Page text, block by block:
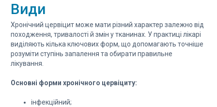
Види
Хронічний цервіцит може мати різний характер залежно від
походження, тривалості й змін у тканинах. У практиці лікарі
виділяють кілька ключових форм, що допомагають точніше
розуміти ступінь запалення та обирати правильне
лікування.
Основні форми хронічного цервіциту:
інфекційний;